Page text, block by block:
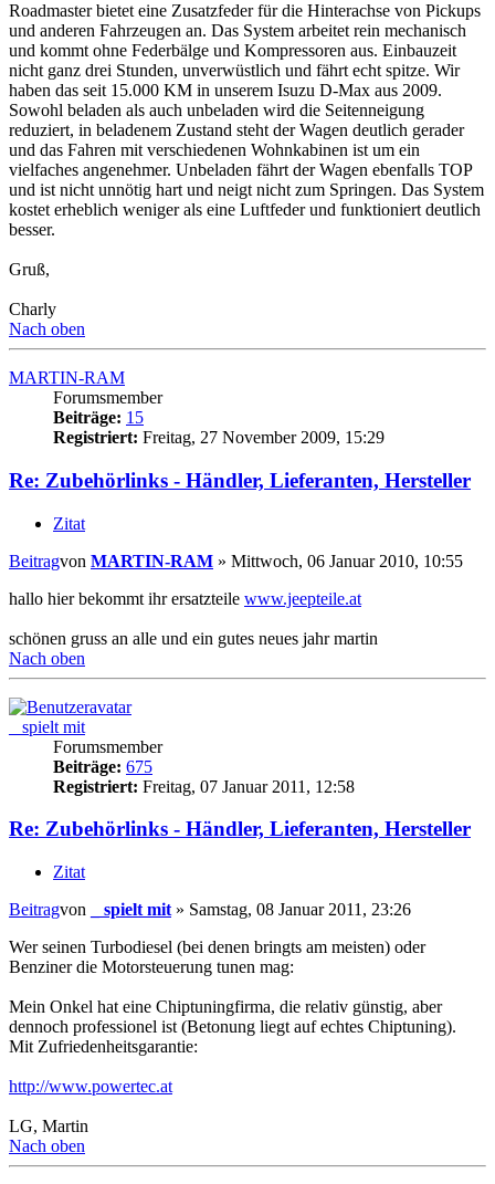
Roadmaster bietet eine Zusatzfeder für die Hinterachse von Pickups
und anderen Fahrzeugen an. Das System arbeitet rein mechanisch
und kommt ohne Federbälge und Kompressoren aus. Einbauzeit
nicht ganz drei Stunden, unverwüstlich und fährt echt spitze. Wir
haben das seit 15.000 KM in unserem Isuzu D-Max aus 2009.
Sowohl beladen als auch unbeladen wird die Seitenneigung
reduziert, in beladenem Zustand steht der Wagen deutlich gerader
und das Fahren mit verschiedenen Wohnkabinen ist um ein
vielfaches angenehmer. Unbeladen fährt der Wagen ebenfalls TOP
und ist nicht unnötig hart und neigt nicht zum Springen. Das System
kostet erheblich weniger als eine Luftfeder und funktioniert deutlich
besser.
Gruß,
Charly
Nach oben
MARTIN-RAM
Forumsmember
Beiträge: 15
Registriert: Freitag, 27 November 2009, 15:29
Re: Zubehörlinks - Händler, Lieferanten, Hersteller
Zitat
Beitragvon MARTIN-RAM » Mittwoch, 06 Januar 2010, 10:55
hallo hier bekommt ihr ersatzteile www.jeepteile.at
schönen gruss an alle und ein gutes neues jahr martin
Nach oben
_ spielt mit
Forumsmember
Beiträge: 675
Registriert: Freitag, 07 Januar 2011, 12:58
Re: Zubehörlinks - Händler, Lieferanten, Hersteller
Zitat
Beitragvon _ spielt mit » Samstag, 08 Januar 2011, 23:26
Wer seinen Turbodiesel (bei denen bringts am meisten) oder
Benziner die Motorsteuerung tunen mag:
Mein Onkel hat eine Chiptuningfirma, die relativ günstig, aber
dennoch professionel ist (Betonung liegt auf echtes Chiptuning).
Mit Zufriedenheitsgarantie:
http://www.powertec.at
LG, Martin
Nach oben